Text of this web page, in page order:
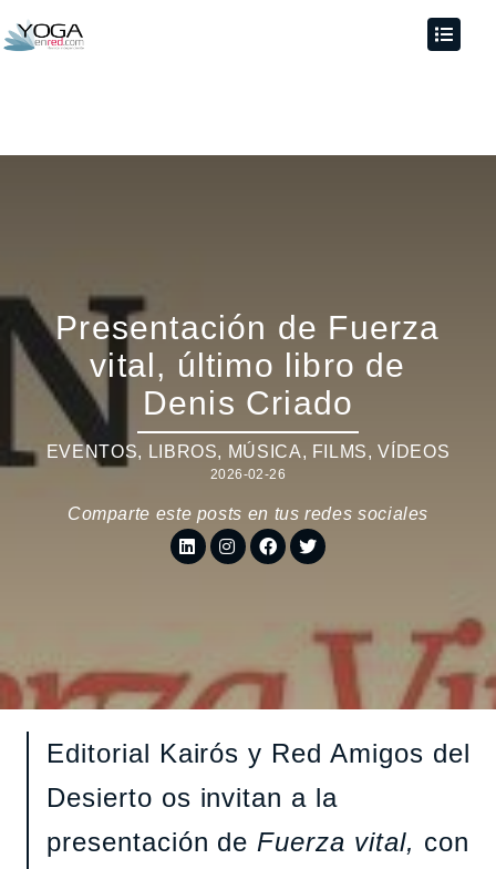
Presentación de Fuerza
vital, último libro de
Denis Criado
EVENTOS, LIBROS, MÚSICA, FILMS, VÍDEOS
2026-02-26
Comparte este posts en tus redes sociales
Editorial Kairós y Red Amigos del
Desierto os invitan a la
presentación de Fuerza vital, con